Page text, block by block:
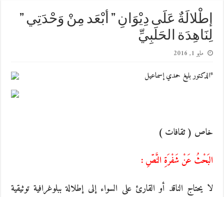
إطْلالَةٌ عَلَى دِيْوَانِ ” أبْعَد مِنْ وَحْدَتِي ”
لِنَاهِدَة الحَلَبِيِّ
مايو 1, 2016
*الدكتور بليغ حمدي إسماعيل
خاص ( ثقافات )
البَحْثُ عَنْ شَفْرَةِ النَّصِّ :
لا يحتاج الناقد أو القارئ على السواء إلى إطلالة ببلوغرافية توثيقية